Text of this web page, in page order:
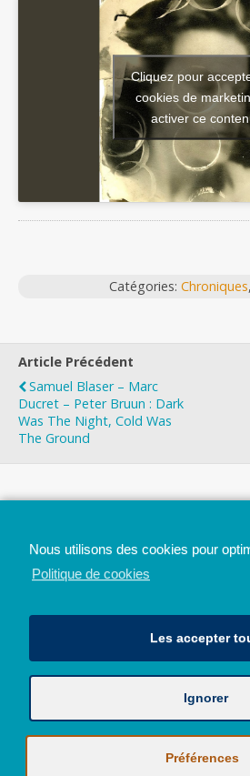
Cliquez pour
cookies de
activer ce
Catégories: Chroniques,
Article Précédent
Samuel Blaser – Marc
Ducret – Peter Bruun : Dark
Was The Night, Cold Was
The Ground
Avec le soutien de la
© 2026 - Tous droits
Politique en matière de confidentialité et
Nous utilisons des cookies pour
Politique de cookies
Les accepter
Ignorer
Préférences